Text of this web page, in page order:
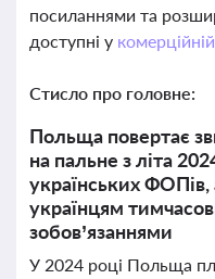
посиланнями та
доступні у
Стисло про головне:
Польща повертає
на пальне з літа
українських
українцям
зобов’язаннями
У 2024 році Польща